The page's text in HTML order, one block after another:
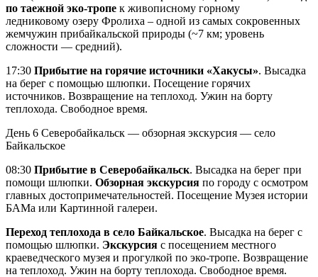
по таежной эко-тропе к живописному горному
ледниковому озеру Фролиха – одной из самых сокровенных
жемчужин прибайкальской природы (~7 км; уровень
сложности — средний).
17:30 Прибытие на горячие источники «Хакусы». Высадка
на берег с помощью шлюпки. Посещение горячих
источников. Возвращение на теплоход. Ужин на борту
теплохода. Свободное время.
День 6 Северобайкальск — обзорная экскурсия — село
Байкальское
08:30 Прибытие в Северобайкальск. Высадка на берег при
помощи шлюпки. Обзорная экскурсия по городу с осмотром
главных достопримечательностей. Посещение Музея истории
БАМа или Картинной галереи.
Переход теплохода в село Байкальское. Высадка на берег с
помощью шлюпки. Экскурсия с посещением местного
краеведческого музея и прогулкой по эко-тропе. Возвращение
на теплоход. Ужин на борту теплохода. Свободное время.